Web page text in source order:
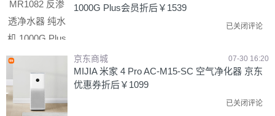
1000G Plus会员折后￥1539
已关闭评论
京东商城 07-30 16:20
MIJIA 米家 4 Pro AC-M15-SC 空气净化器 京东
优惠券折后￥1099
已关闭评论